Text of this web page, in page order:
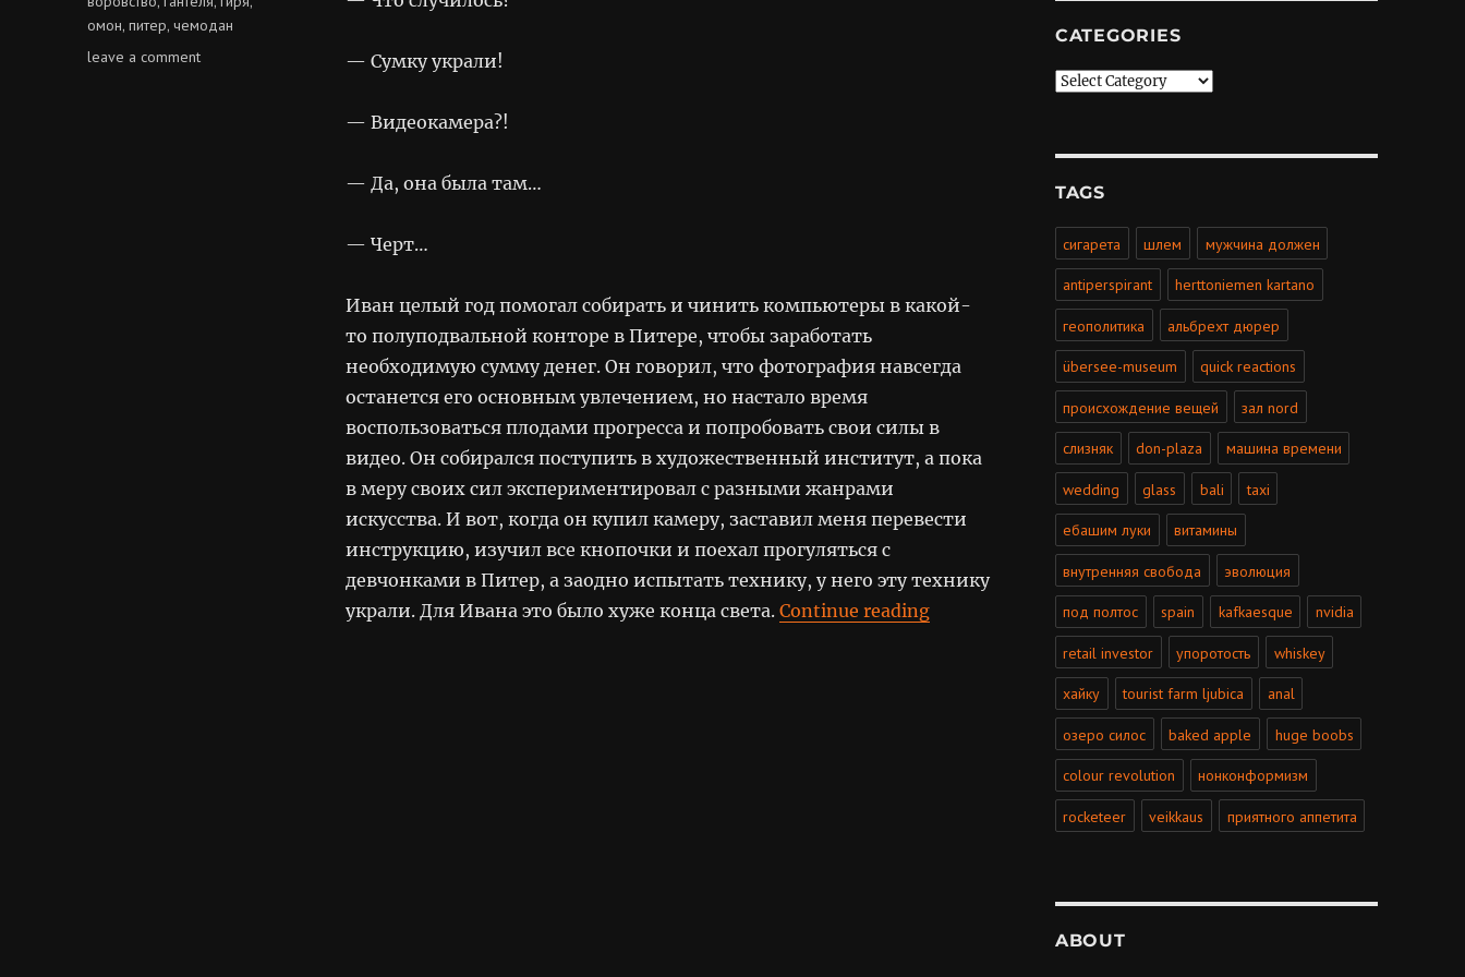
— Сумку украли!
— Видеокамера?!
— Да, она была там…
— Черт…
Иван целый год помогал собирать и чинить компьютеры в какой-
то полуподвальной конторе в Питере, чтобы заработать
необходимую сумму денег. Он говорил, что фотография навсегда
останется его основным увлечением, но настало время
воспользоваться плодами прогресса и попробовать свои силы в
видео. Он собирался поступить в художественный институт, а пока
в меру своих сил экспериментировал с разными жанрами
искусства. И вот, когда он купил камеру, заставил меня перевести
инструкцию, изучил все кнопочки и поехал прогуляться с
девчонками в Питер, а заодно испытать технику, у него эту технику
украли. Для Ивана это было хуже конца света. Continue reading“Чемодан”
омон,питер,чемодан
leave a commenton
CATEGORIES
Categories
TAGS
сигарета шлем мужчина должен
antiperspirant herttoniemen kartano
геополитика альбрехт дюрер
übersee-museum quick reactions
происхождение вещей зал nord
слизняк don-plaza машина времени
wedding glass bali taxi
ебашим луки витамины
внутренняя свобода эволюция
под полтос spain kafkaesque nvidia
retail investor упоротость whiskey
хайку tourist farm ljubica anal
озеро силос baked apple huge boobs
colour revolution нонконформизм
rocketeer veikkaus приятного аппетита
ABOUT